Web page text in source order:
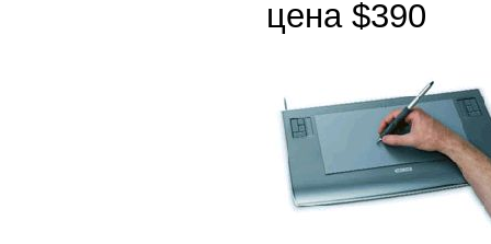
цена $390